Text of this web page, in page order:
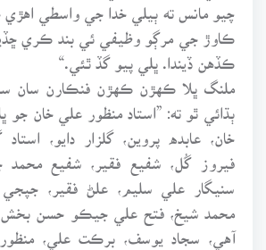
چيو مانس ته ٻيلي خدا جي واسطي اهڙي
ڪاوڙ جي مرڳو وظيفي ئي بند ڪري
ڪڏهن ڏيندا. ڀلي پيو گڏ ٿئي.“
ملنگ ڀلا ڪهڙن ڪهڙن فنڪارن سان
ٻڌائي ٿو ته: ”استاد منظور علي خان جو
خان، عابده پروين، گلزار دايو، استاد
فيروز گُل، شفيع فقير، شفيع محمد
سنيگار علي سليم، علڻ فقير، جپجي
محمد شيخ، فتح علي جيڪو حسن بخش
آهي، سجاد يوسف، برڪت علي، منظور